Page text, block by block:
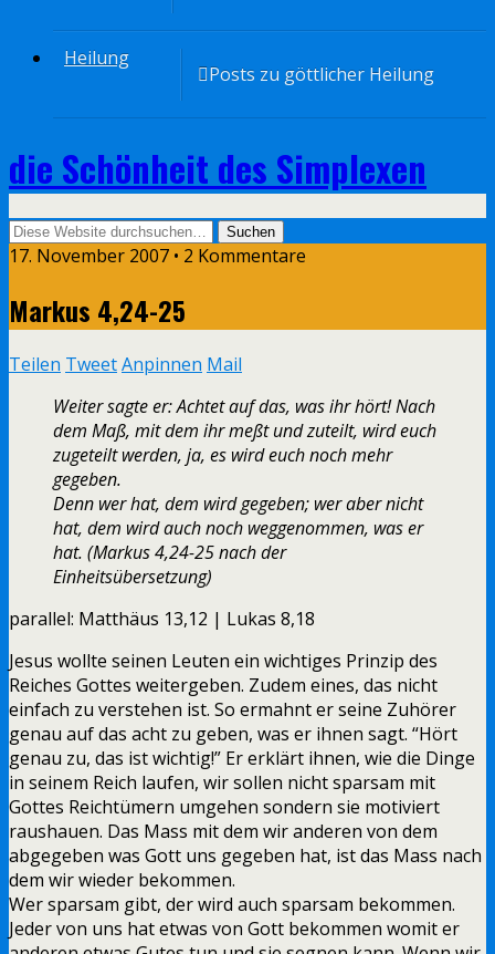
Heilung
Posts zu göttlicher Heilung
die Schönheit des Simplexen
17. November 2007 • 2 Kommentare
Markus 4,24-25
Teilen TweetAnpinnen Mail
Weiter sagte er: Achtet auf das, was ihr hört! Nach
dem Maß, mit dem ihr meßt und zuteilt, wird euch
zugeteilt werden, ja, es wird euch noch mehr
gegeben.
Denn wer hat, dem wird gegeben; wer aber nicht
hat, dem wird auch noch weggenommen, was er
hat. (Markus 4,24-25 nach der
Einheitsübersetzung)
parallel: Matthäus 13,12 | Lukas 8,18
Jesus wollte seinen Leuten ein wichtiges Prinzip des
Reiches Gottes weitergeben. Zudem eines, das nicht
einfach zu verstehen ist. So ermahnt er seine Zuhörer
genau auf das acht zu geben, was er ihnen sagt. “Hört
genau zu, das ist wichtig!” Er erklärt ihnen, wie die Dinge
in seinem Reich laufen, wir sollen nicht sparsam mit
Gottes Reichtümern umgehen sondern sie motiviert
raushauen. Das Mass mit dem wir anderen von dem
abgegeben was Gott uns gegeben hat, ist das Mass nach
dem wir wieder bekommen.
Wer sparsam gibt, der wird auch sparsam bekommen.
Jeder von uns hat etwas von Gott bekommen womit er